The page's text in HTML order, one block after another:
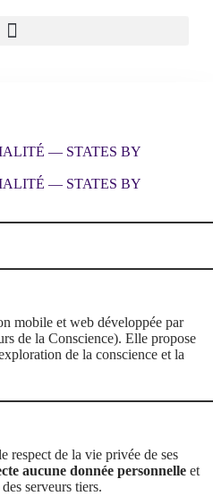
— STATES BY
— STATES BY
mobile et web développée par
de la Conscience). Elle propose
de la conscience et la
respect de la vie privée de ses
aucune donnée personnelle et
serveurs tiers.